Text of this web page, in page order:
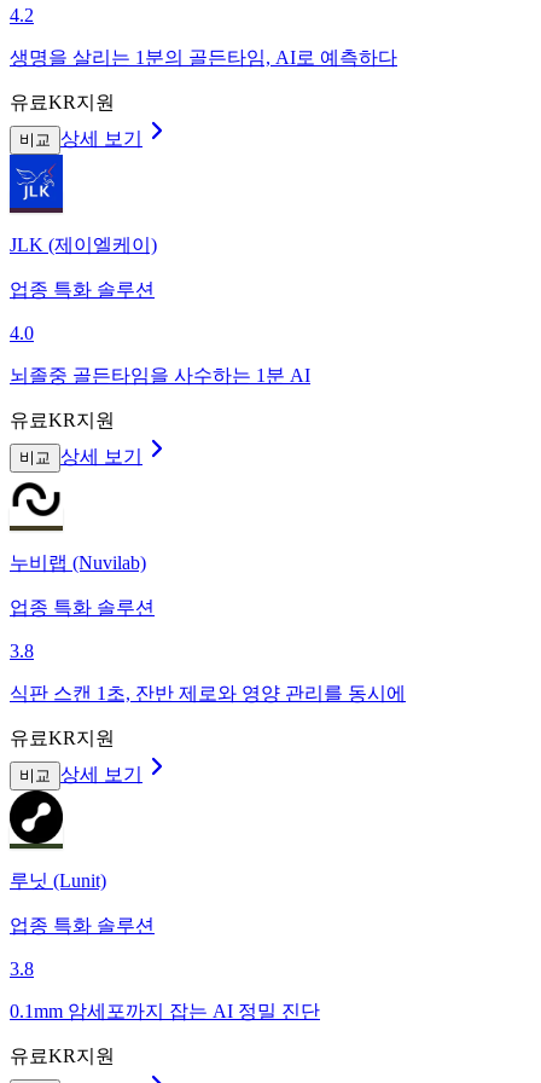
4.2
생명을 살리는 1분의 골든타임, AI로 예측하다
유료KR지원
비교 상세 보기
JLK (제이엘케이)
업종 특화 솔루션
4.0
뇌졸중 골든타임을 사수하는 1분 AI
유료KR지원
비교 상세 보기
누비랩 (Nuvilab)
업종 특화 솔루션
3.8
식판 스캔 1초, 잔반 제로와 영양 관리를 동시에
유료KR지원
비교 상세 보기
루닛 (Lunit)
업종 특화 솔루션
3.8
0.1mm 암세포까지 잡는 AI 정밀 진단
유료KR지원